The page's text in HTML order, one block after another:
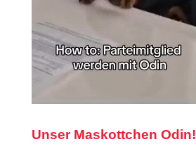
Unser Maskottchen Odin!